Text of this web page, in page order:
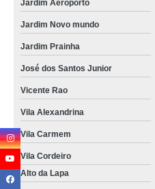
Jardim Aeroporto
Jardim Novo mundo
Jardim Prainha
José dos Santos Junior
Vicente Rao
Vila Alexandrina
Vila Carmem
Vila Cordeiro
Alto da Lapa